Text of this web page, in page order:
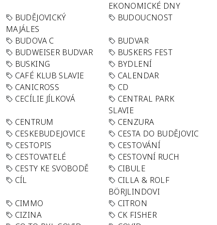
EKONOMICKÉ DNY
BUDĚJOVICKÝ
MAJÁLES
BUDOUCNOST
BUDOVA C
BUDVAR
BUDWEISER BUDVAR
BUSKERS FEST
BUSKING
BYDLENÍ
CAFÉ KLUB SLAVIE
CALENDAR
CANICROSS
CD
CECÍLIE JÍLKOVÁ
CENTRAL PARK
SLAVIE
CENTRUM
CENZURA
CESKEBUDEJOVICE
CESTA DO BUDĚJOVIC
CESTOPIS
CESTOVÁNÍ
CESTOVATELÉ
CESTOVNÍ RUCH
CESTY KE SVOBODĚ
CIBULE
CÍL
CILLA & ROLF
BÖRJLINDOVI
CIMMO
CITRON
CIZINA
CK FISHER